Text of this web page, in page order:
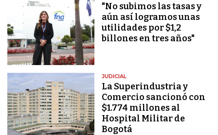
"No subimos las tasas y
aún así logramos unas
utilidades por $1,2
billones en tres años"
JUDICIAL
La Superindustria y
Comercio sancionó con
$1.774 millones al
Hospital Militar de
Bogotá